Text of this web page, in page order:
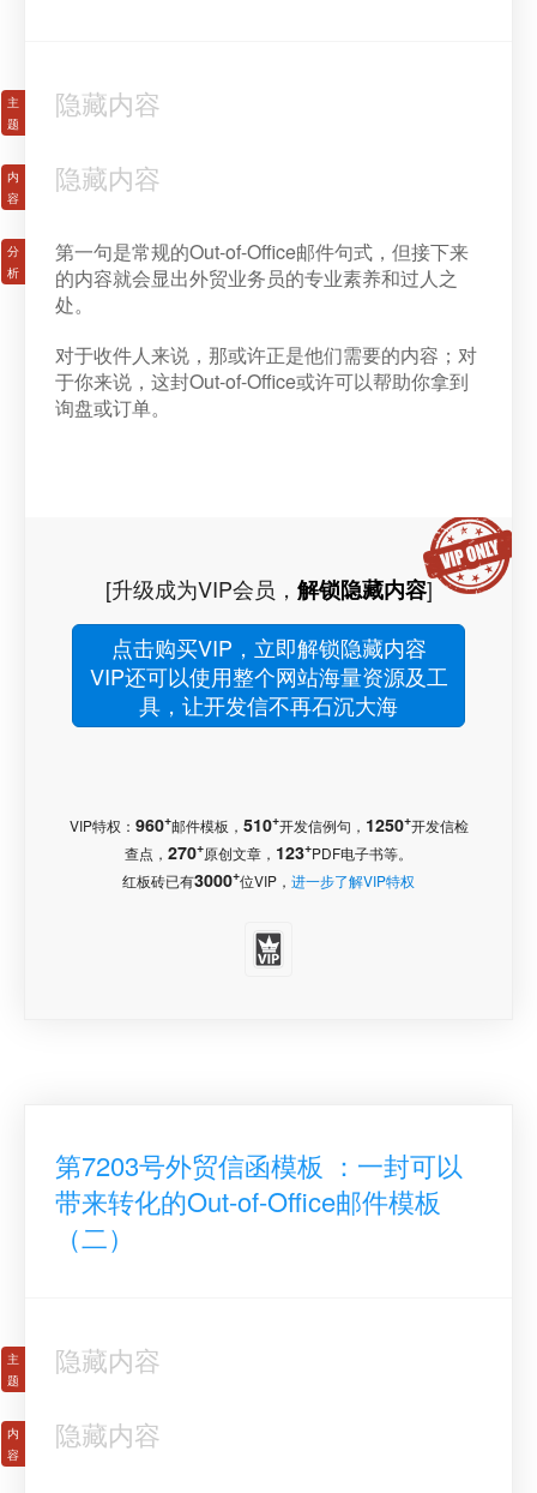
隐藏内容
隐藏内容
第一句是常规的Out-of-Office邮件句式，但接下来
的内容就会显出外贸业务员的专业素养和过人之
处。
对于收件人来说，那或许正是他们需要的内容；对
于你来说，这封Out-of-Office或许可以帮助你拿到
询盘或订单。
[升级成为VIP会员， 解锁隐藏内容]
点击购买VIP，立即解锁隐藏内容
VIP还可以使用整个网站海量资源及工
具，让开发信不再石沉大海
VIP特权： 960+邮件模板， 510+开发信例句， 1250+开发信检
查点， 270+原创文章， 123+PDF电子书等。
红板砖已有3000+位VIP， 进一步了解VIP特权
第7203号外贸信函模板 ：一封可以
带来转化的Out-of-Office邮件模板
（二）
隐藏内容
隐藏内容